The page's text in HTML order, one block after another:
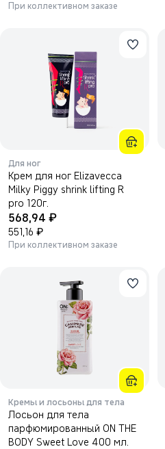
При коллективном заказе
Для ног
Крем для ног Elizavecca
Milky Piggy shrink lifting R
pro 120г.
568,94 ₽
551,16 ₽
При коллективном заказе
Кремы и лосьоны для тела
Лосьон для тела
парфюмированный ON THE
BODY Sweet Love 400 мл.